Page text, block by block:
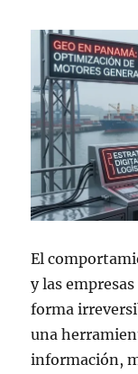
El
y las
forma
una
información,